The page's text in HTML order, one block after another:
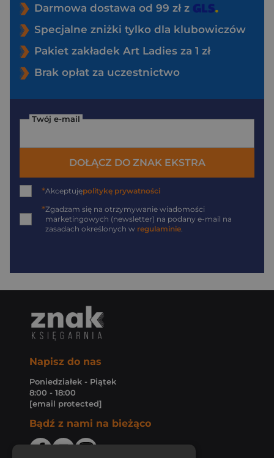
Darmowa dostawa od 99 zł z
Specjalne zniżki tylko dla klubowiczów
Pakiet zakładek Art Ladies za 1 zł
Brak opłat za uczestnictwo
Twój e-mail
DOŁĄCZ DO ZNAK EKSTRA
*Akceptujępolitykę prywatności
*Zgadzam się na otrzymywanie wiadomości
marketingowych (newsletter) na podany e-mail na
zasadach określonych w regulaminie.
Napisz do nas
Poniedziałek - Piątek
8:00 - 18:00
[email protected]
Bądź z nami na bieżąco